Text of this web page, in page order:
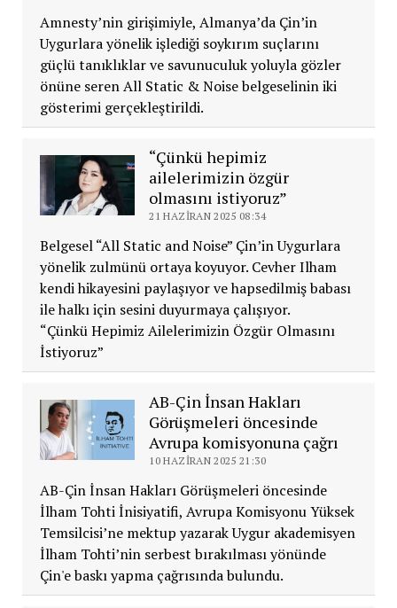
Amnesty’nin girişimiyle, Almanya’da Çin’in
Uygurlara yönelik işlediği soykırım suçlarını
güçlü tanıklıklar ve savunuculuk yoluyla gözler
önüne seren All Static & Noise belgeselinin iki
gösterimi gerçekleştirildi.
“Çünkü hepimiz
ailelerimizin özgür
olmasını istiyoruz”
21 HAZIRAN 2025 08:34
Belgesel “All Static and Noise” Çin’in Uygurlara
yönelik zulmünü ortaya koyuyor. Cevher Ilham
kendi hikayesini paylaşıyor ve hapsedilmiş babası
ile halkı için sesini duyurmaya çalışıyor.
“Çünkü Hepimiz Ailelerimizin Özgür Olmasını
İstiyoruz”
AB-Çin İnsan Hakları
Görüşmeleri öncesinde
Avrupa komisyonuna çağrı
10 HAZIRAN 2025 21:30
AB-Çin İnsan Hakları Görüşmeleri öncesinde
İlham Tohti İnisiyatifi, Avrupa Komisyonu Yüksek
Temsilcisi’ne mektup yazarak Uygur akademisyen
İlham Tohti’nin serbest bırakılması yönünde
Çin'e baskı yapma çağrısında bulundu.